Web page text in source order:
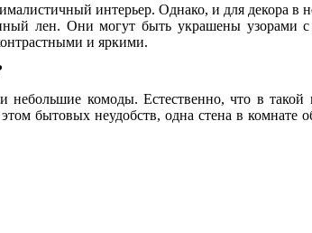
интерьер. Однако, и для декора в
лен. Они могут быть украшены узорами
и яркими.
комоды. Естественно, что в
бытовых неудобств, одна стена в